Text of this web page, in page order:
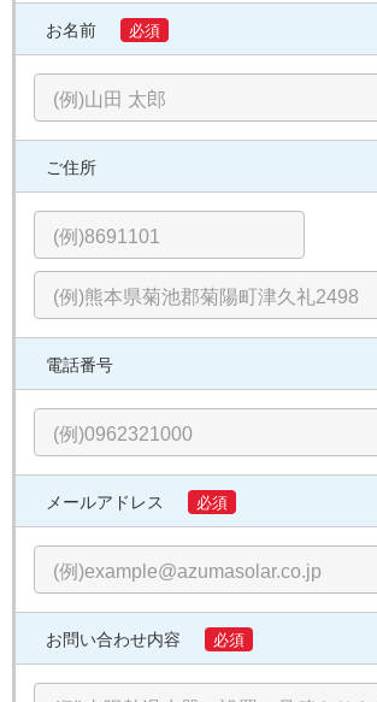
お名前 必須
ご住所
電話番号
メールアドレス 必須
お問い合わせ内容 必須